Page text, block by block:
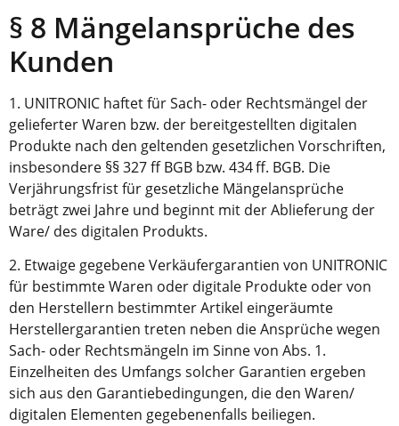
§ 8 Mängelansprüche des
Kunden
1. UNITRONIC haftet für Sach- oder Rechtsmängel der
gelieferter Waren bzw. der bereitgestellten digitalen
Produkte nach den geltenden gesetzlichen Vorschriften,
insbesondere §§ 327 ff BGB bzw. 434 ff. BGB. Die
Verjährungsfrist für gesetzliche Mängelansprüche
beträgt zwei Jahre und beginnt mit der Ablieferung der
Ware/ des digitalen Produkts.
2. Etwaige gegebene Verkäufergarantien von UNITRONIC
für bestimmte Waren oder digitale Produkte oder von
den Herstellern bestimmter Artikel eingeräumte
Herstellergarantien treten neben die Ansprüche wegen
Sach- oder Rechtsmängeln im Sinne von Abs. 1.
Einzelheiten des Umfangs solcher Garantien ergeben
sich aus den Garantiebedingungen, die den Waren/
digitalen Elementen gegebenenfalls beiliegen.